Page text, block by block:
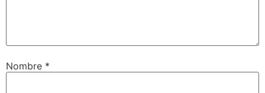
Nombre *